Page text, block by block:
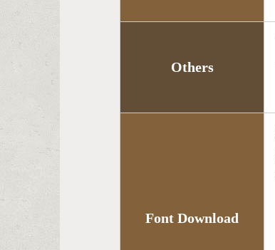
Others
Font Download